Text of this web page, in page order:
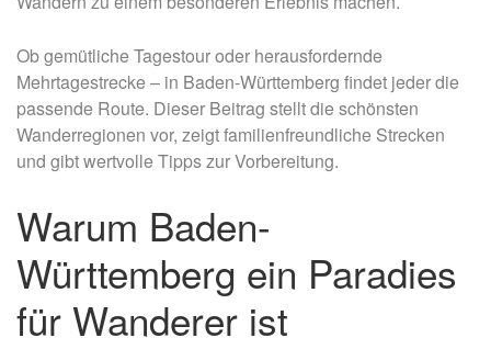
Ob gemütliche Tagestour oder herausfordernde
Mehrtagestrecke – in Baden-Württemberg findet jeder die
passende Route. Dieser Beitrag stellt die schönsten
Wanderregionen vor, zeigt familienfreundliche Strecken
und gibt wertvolle Tipps zur Vorbereitung.
Warum Baden-
Württemberg ein Paradies
für Wanderer ist